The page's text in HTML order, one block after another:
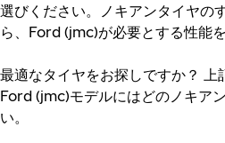
選びください。ノキアンタイヤの
ら、Ford (jmc)が必要とする性能
最適なタイヤをお探しですか？
Ford (jmc)モデルにはどのノキア
い。